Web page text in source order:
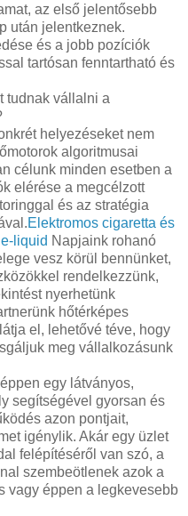
az első jelentősebb
után jelentkeznek.
és a jobb pozíciók
tartósan fenntartható és
tudnak vállalni a
helyezéseket nem
algoritmusai
célunk minden esetben a
elérése a megcélzott
és az stratégia
Elektromos cigaretta és
liquid Napjaink rohanó
vesz körül bennünket,
rendelkezzünk,
nyerhetünk
hőtérképes
el, lehetővé téve, hogy
meg vállalkozásunk
egy látványos,
segítségével gyorsan és
azon pontjait,
igénylik. Akár egy üzlet
felépítéséről van szó, a
szembeötlenek azok a
vagy éppen a legkevesebb